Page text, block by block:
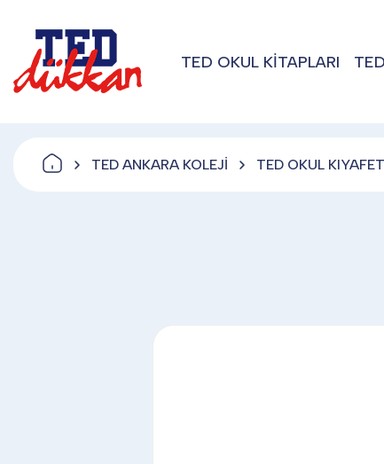
TED OKUL KİTAPLARI
TED ANKARA KOLEJİ TED OKUL